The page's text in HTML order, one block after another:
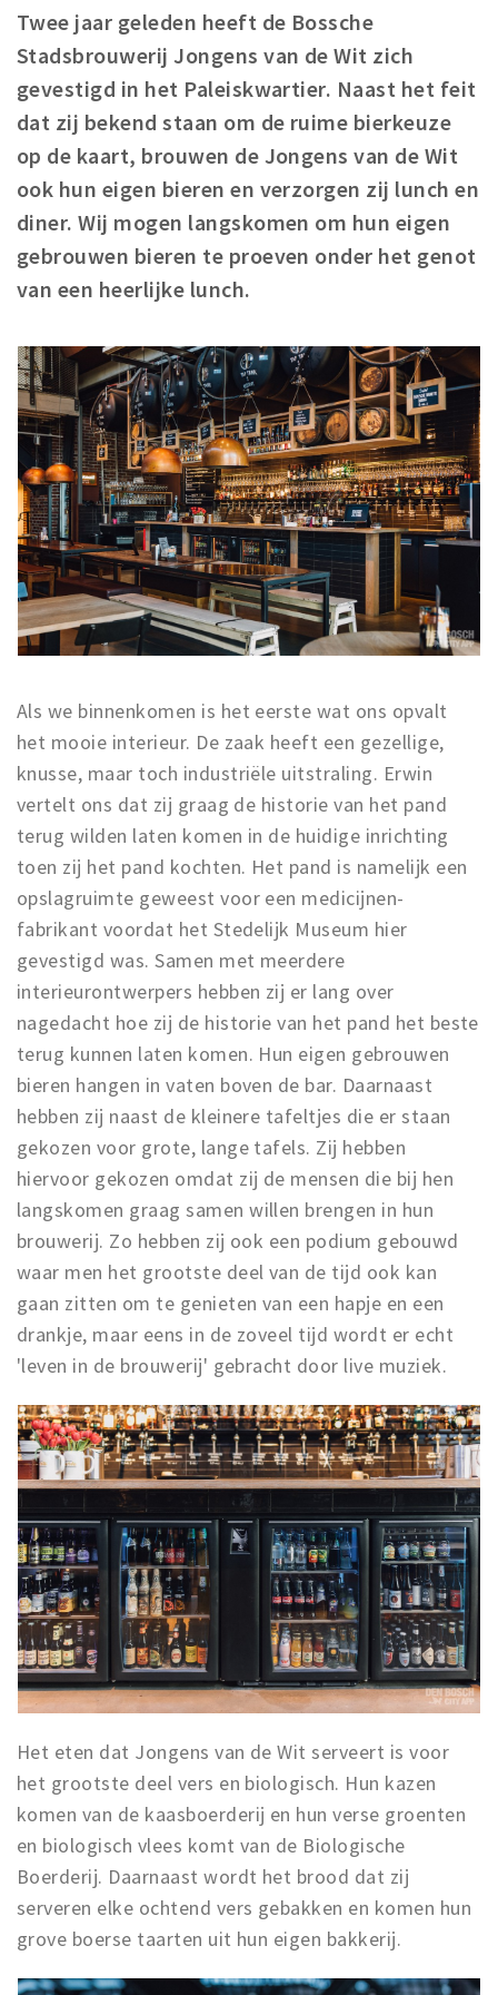
Winkelgebieden
Parkeren
Bezienswaardigheden
Musea, theaters & podia
Uitjes & activiteiten
Toeristische routes
Natuurgebieden
Baroniepoorten
Andere City Apps
Inloggen
Twee jaar geleden heeft de Bossche
Stadsbrouwerij Jongens van de Wit zich
gevestigd in het Paleiskwartier. Naast het feit
dat zij bekend staan om de ruime bierkeuze
op de kaart, brouwen de Jongens van de Wit
ook hun eigen bieren en verzorgen zij lunch en
diner. Wij mogen langskomen om hun eigen
gebrouwen bieren te proeven onder het genot
van een heerlijke lunch.
Als we binnenkomen is het eerste wat ons opvalt
het mooie interieur. De zaak heeft een gezellige,
knusse, maar toch industriële uitstraling. Erwin
vertelt ons dat zij graag de historie van het pand
terug wilden laten komen in de huidige inrichting
toen zij het pand kochten. Het pand is namelijk een
opslagruimte geweest voor een medicijnen-
fabrikant voordat het Stedelijk Museum hier
gevestigd was. Samen met meerdere
interieurontwerpers hebben zij er lang over
nagedacht hoe zij de historie van het pand het beste
terug kunnen laten komen. Hun eigen gebrouwen
bieren hangen in vaten boven de bar. Daarnaast
hebben zij naast de kleinere tafeltjes die er staan
gekozen voor grote, lange tafels. Zij hebben
hiervoor gekozen omdat zij de mensen die bij hen
langskomen graag samen willen brengen in hun
brouwerij. Zo hebben zij ook een podium gebouwd
waar men het grootste deel van de tijd ook kan
gaan zitten om te genieten van een hapje en een
drankje, maar eens in de zoveel tijd wordt er echt
'leven in de brouwerij' gebracht door live muziek.
Het eten dat Jongens van de Wit serveert is voor
het grootste deel vers en biologisch. Hun kazen
komen van de kaasboerderij en hun verse groenten
en biologisch vlees komt van de Biologische
Boerderij. Daarnaast wordt het brood dat zij
serveren elke ochtend vers gebakken en komen hun
grove boerse taarten uit hun eigen bakkerij.